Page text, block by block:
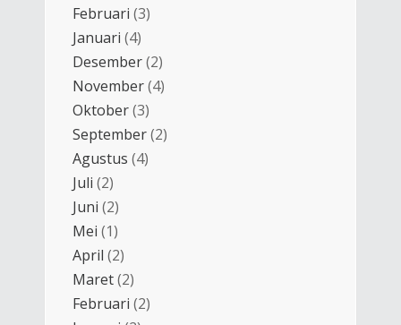
Februari (3)
Januari (4)
Desember(2)
November(4)
Oktober(3)
September(2)
Agustus (4)
Juli (2)
Juni (2)
Mei (1)
April (2)
Maret(2)
Februari (2)